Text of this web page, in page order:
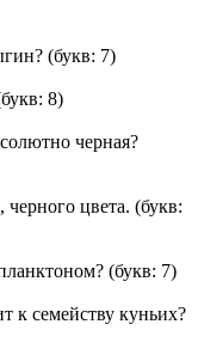
(букв: 7)
8)
черная?
цвета. (букв:
(букв: 7)
к семейству куньих?